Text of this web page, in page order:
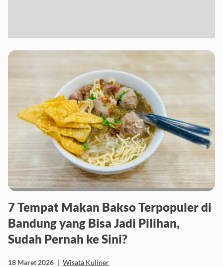
7 Tempat Makan Bakso Terpopuler di
Bandung yang Bisa Jadi Pilihan,
Sudah Pernah ke Sini?
18 Maret 2026 | Wisata Kuliner